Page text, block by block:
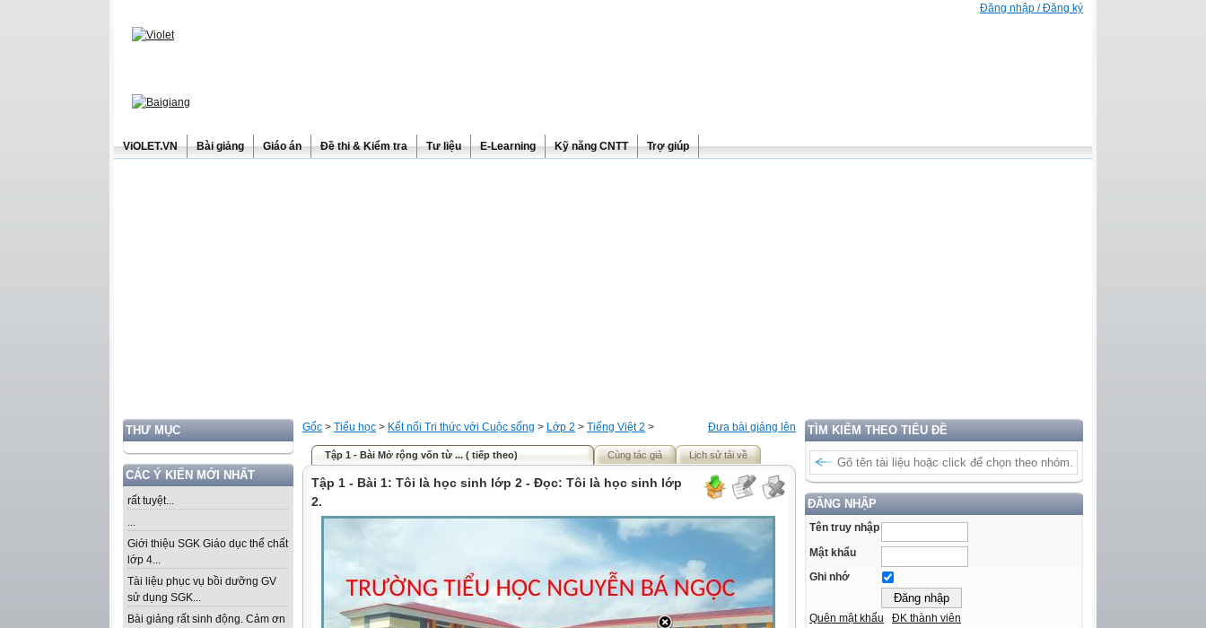
Đăng nhập / Đăng ký
ViOLET.VN Bài giảng Giáo án Đề thi & Kiểm tra Tư liệu E-Learning Kỹ năng CNTT Trợ giúp
THƯ MỤC
CÁC Ý KIẾN MỚI NHẤT
rất tuyệt...
...
Giới thiệu SGK Giáo dục thể chất
lớp 4...
Tài liệu phục vụ bồi dưỡng GV
sử dụng SGK...
Bài giảng rất sinh động. Cảm ơn
TÌM KIẾM THEO TIÊU ĐỀ
ĐĂNG NHẬP
Tên truy nhập
Mật khẩu
Ghi nhớ
Quên mật khẩu ĐK thành viên
Đưa bài giảng lên
Gốc > Tiểu học > Kết nối Tri thức với Cuộc sống > Lớp 2 > Tiếng Việt 2 >
Tập 1 - Bài Mở rộng vốn từ ... ( tiếp theo) Cùng tác giả Lịch sử tải về
Tập 1 - Bài 1: Tôi là học sinh lớp 2 - Đọc: Tôi là học sinh lớp
2.